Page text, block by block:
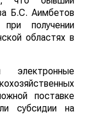
Б.С. Аимбетов
получении
областях в
электронные
поставке
субсидии на